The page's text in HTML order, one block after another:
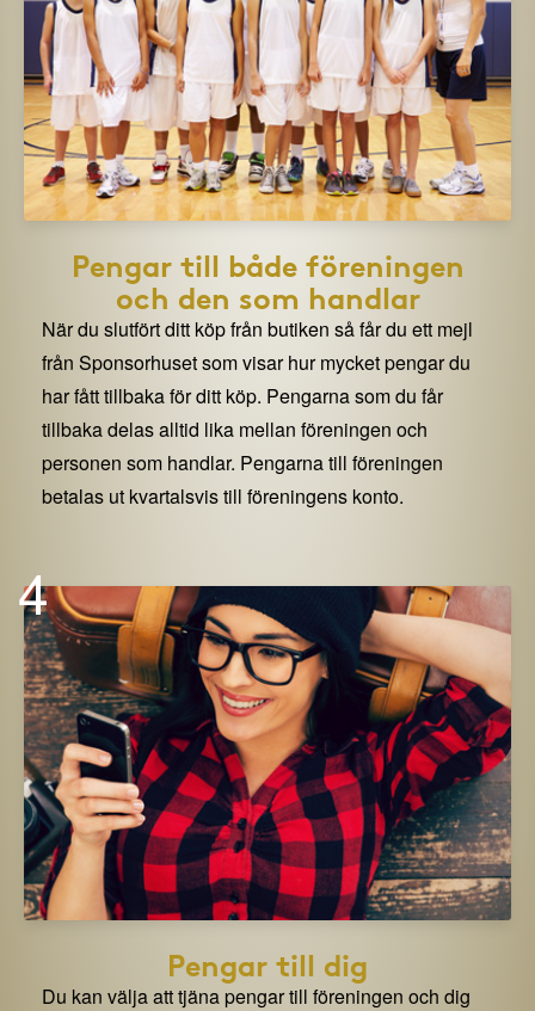
Pengar till både föreningen
och den som handlar
När du slutfört ditt köp från butiken så får du ett mejl
från Sponsorhuset som visar hur mycket pengar du
har fått tillbaka för ditt köp. Pengarna som du får
tillbaka delas alltid lika mellan föreningen och
personen som handlar. Pengarna till föreningen
betalas ut kvartalsvis till föreningens konto.
4
Pengar till dig
Du kan välja att tjäna pengar till föreningen och dig